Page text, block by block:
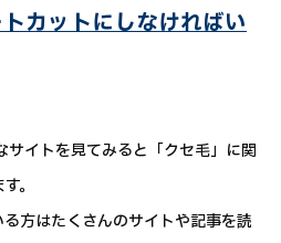
カットにしなければい
サイトを見てみると「クセ毛」に関
。
方はたくさんのサイトや記事を読